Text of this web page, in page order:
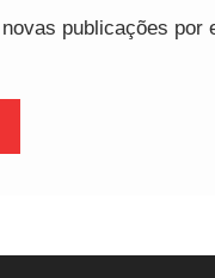
publicações por